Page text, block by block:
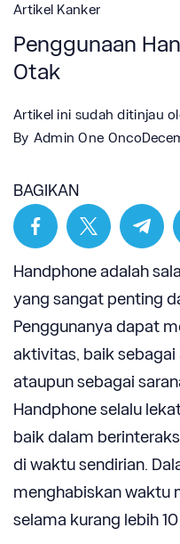
Artikel Kanker
Penggunaan
Otak
Artikel ini sudah ditinjau
By Admin One Onco
BAGIKAN
Handphone adalah
yang sangat penting
Penggunanya dapat
aktivitas, baik sebagai
ataupun sebagai
Handphone selalu
baik dalam
di waktu sendirian.
menghabiskan waktu
selama kurang lebih